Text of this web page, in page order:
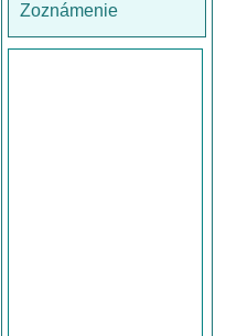
Zoznámenie